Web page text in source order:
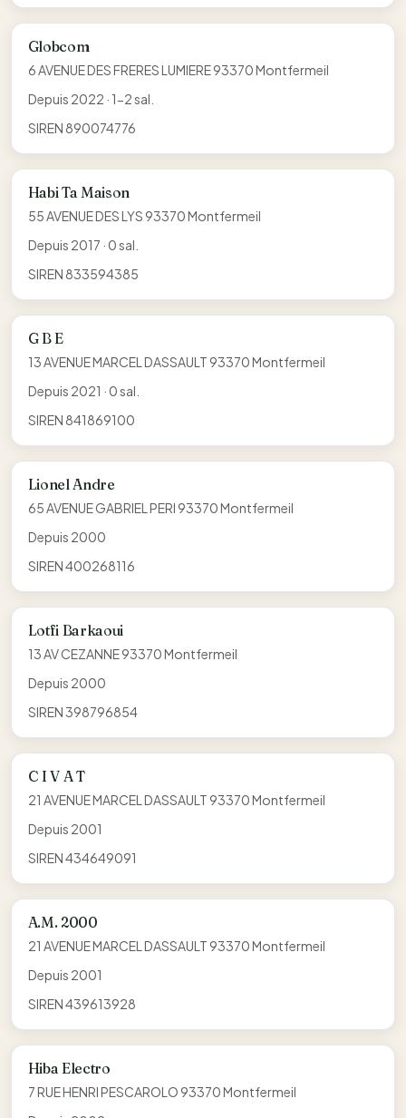
Globcom
6 AVENUE DES FRERES LUMIERE 93370 Montfermeil
Depuis 2022 · 1-2 sal.
SIREN 890074776
Habi Ta Maison
55 AVENUE DES LYS 93370 Montfermeil
Depuis 2017 · 0 sal.
SIREN 833594385
G B E
13 AVENUE MARCEL DASSAULT 93370 Montfermeil
Depuis 2021 · 0 sal.
SIREN 841869100
Lionel Andre
65 AVENUE GABRIEL PERI 93370 Montfermeil
Depuis 2000
SIREN 400268116
Lotfi Barkaoui
13 AV CEZANNE 93370 Montfermeil
Depuis 2000
SIREN 398796854
C I V A T
21 AVENUE MARCEL DASSAULT 93370 Montfermeil
Depuis 2001
SIREN 434649091
A.M. 2000
21 AVENUE MARCEL DASSAULT 93370 Montfermeil
Depuis 2001
SIREN 439613928
Hiba Electro
7 RUE HENRI PESCAROLO 93370 Montfermeil